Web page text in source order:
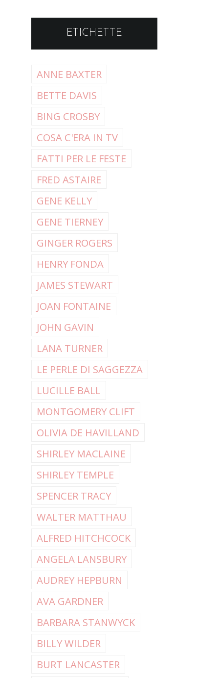
ETICHETTE
ANNE BAXTER
BETTE DAVIS
BING CROSBY
COSA C'ERA IN TV
FATTI PER LE FESTE
FRED ASTAIRE
GENE KELLY
GENE TIERNEY
GINGER ROGERS
HENRY FONDA
JAMES STEWART
JOAN FONTAINE
JOHN GAVIN
LANA TURNER
LE PERLE DI SAGGEZZA
LUCILLE BALL
MONTGOMERY CLIFT
OLIVIA DE HAVILLAND
SHIRLEY MACLAINE
SHIRLEY TEMPLE
SPENCER TRACY
WALTER MATTHAU
ALFRED HITCHCOCK
ANGELA LANSBURY
AUDREY HEPBURN
AVA GARDNER
BARBARA STANWYCK
BILLY WILDER
BURT LANCASTER